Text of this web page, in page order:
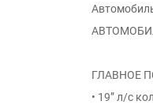
ГЛАВНОЕ
• 19” л/с